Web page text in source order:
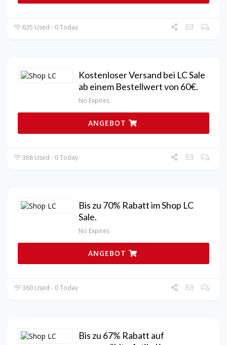
635 Used - 0 Today
Kostenloser Versand bei LC Sale
ab einem Bestellwert von 60€.
No Expires
ANGEBOT
368 Used - 0 Today
Bis zu 70% Rabatt im Shop LC
Sale.
No Expires
ANGEBOT
360 Used - 0 Today
Bis zu 67% Rabatt auf